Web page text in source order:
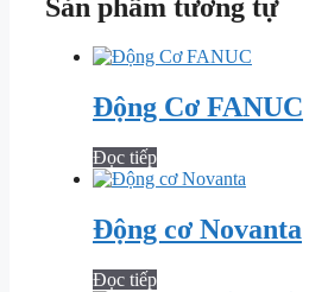
Sản phẩm tương tự
Động Cơ FANUC
Đọc tiếp
Động cơ Novanta
Đọc tiếp